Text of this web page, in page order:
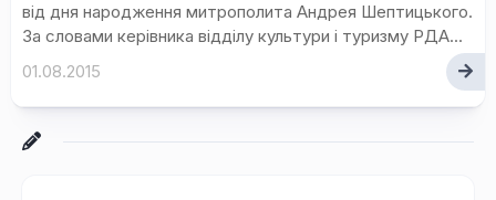
від дня народження митрополита Андрея Шептицького.
За словами керівника відділу культури і туризму РДА...
01.08.2015